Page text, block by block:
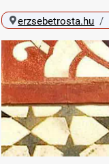
erzsebetrosta.hu